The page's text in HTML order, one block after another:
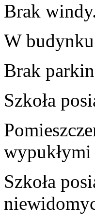
Brak
W
Brak
Szkoła
Szkoła